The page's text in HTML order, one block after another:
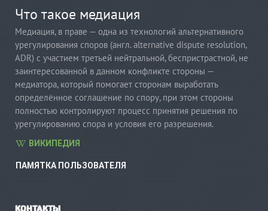
Что такое медиация
Медиация, в праве — одна из технологий альтернативного
урегулирования споров (англ. alternative dispute resolution,
ADR) с участием третьей нейтральной, беспристрастной, не
заинтересованной в данном конфликте стороны —
медиатора, который помогает сторонам выработать
определённое соглашение по спору, при этом стороны
полностью контролируют процесс принятия решения по
урегулированию спора и условия его разрешения.
ВИКИПЕДИЯ
ПАМЯТКА ПОЛЬЗОВАТЕЛЯ
КОНТАКТЫ